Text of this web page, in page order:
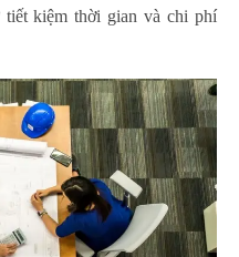
tiết kiệm thời gian và chi phí